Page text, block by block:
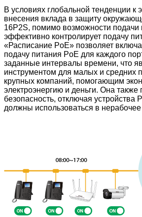
В условиях глобальной тенденции к
внесения вклада в защиту
16P2S, помимо возможности
эффективно контролирует подачу
«Расписание PoE» позволяет
подачу питания PoE для каждого
заданные интервалы времени, что
инструментом для малых и средних
крупных компаний, помогающим
электроэнергию и деньги. Она
безопасность, отключая устройства
должны использоваться в